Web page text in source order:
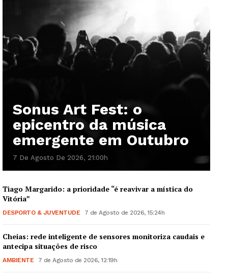
Sonus Art Fest: o
epicentro da música
emergente em Outubro
7 De Agosto De 2026, 21:00h
Tiago Margarido: a prioridade “é reavivar a mística do
Vitória”
DESPORTO & JUVENTUDE 7 de Agosto de 2026, 15:24h
Cheias: rede inteligente de sensores monitoriza caudais e
antecipa situações de risco
AMBIENTE 7 de Agosto de 2026, 12:19h